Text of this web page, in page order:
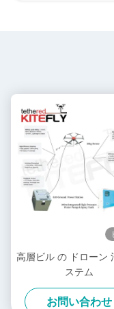
高層ビル の ドローン
ステム
お問い合わせ